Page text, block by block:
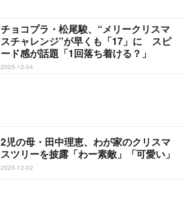
チョコプラ・松尾駿、“メリークリスマ
スチャレンジ”が早くも「17」に スピ
ード感が話題「1回落ち着ける？」
2025-12-04
2児の母・田中理恵、わが家のクリスマ
スツリーを披露「わー素敵」「可愛い」
2025-12-02